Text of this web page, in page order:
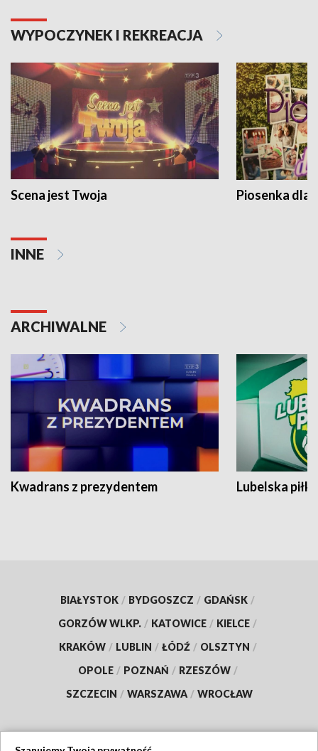
WYPOCZYNEK I REKREACJA
Scena jest Twoja Piosenka dla
INNE
ARCHIWALNE
Kwadrans z prezydentem Lubelska piłka
BIAŁYSTOK / BYDGOSZCZ / GDAŃSK /
GORZÓW WLKP. / KATOWICE / KIELCE /
KRAKÓW / LUBLIN / ŁÓDŹ / OLSZTYN /
OPOLE / POZNAŃ / RZESZÓW /
SZCZECIN / WARSZAWA / WROCŁAW